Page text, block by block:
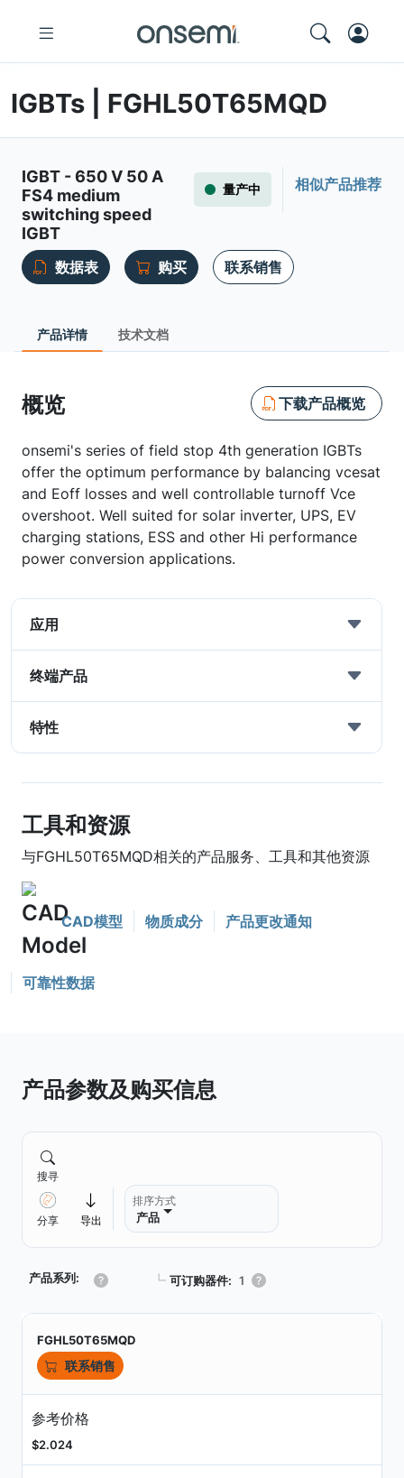
IGBTs | FGHL50T65MQD
IGBT - 650 V 50 A
FS4 medium
switching speed
IGBT
量产中 相似产品推荐
数据表 购买 联系销售
产品详情 技术文档
概览 下载产品概览
onsemi's series of field stop 4th generation IGBTs
offer the optimum performance by balancing vcesat
and Eoff losses and well controllable turnoff Vce
overshoot. Well suited for solar inverter, UPS, EV
charging stations, ESS and other Hi performance
power conversion applications.
应用
终端产品
特性
工具和资源
与FGHL50T65MQD相关的产品服务、工具和其他资源
CAD模型 物质成分 产品更改通知
可靠性数据
产品参数及购买信息
搜寻
分享 导出
排序方式
产品
产品系列: ┗ 可订购器件: 1
FGHL50T65MQD
联系销售
参考价格
$2.024